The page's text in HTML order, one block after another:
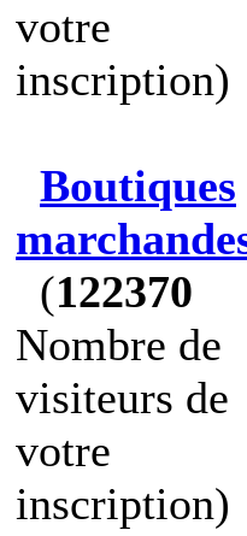
votre
inscription)
Boutiques
(122370
Nombre de
visiteurs de
votre
inscription)